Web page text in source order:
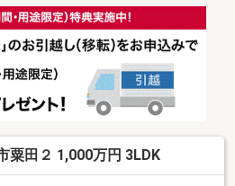
い合わせください！！ダメだった原
開ける可能性があります！！もし、
で？ どのようにしたらいいの
粟田２ 1,000万円 3LDK